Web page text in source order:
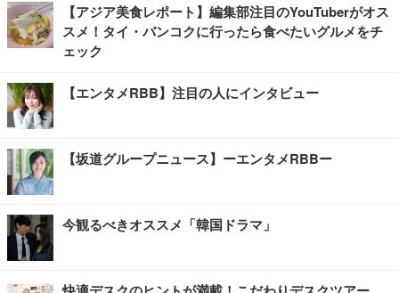
【アジア美食レポート】編集部注目のYouTuberがオス
スメ！タイ・バンコクに行ったら食べたいグルメをチ
ェック
【エンタメRBB】注目の人にインタビュー
【坂道グループニュース】ーエンタメRBBー
今観るべきオススメ「韓国ドラマ」